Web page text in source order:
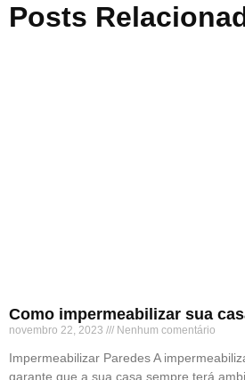
Posts
Como impermeabilizar sua
novembro 22, 2023 Nenhum comentário
Impermeabilizar Paredes A
garante que a sua casa sempre terá